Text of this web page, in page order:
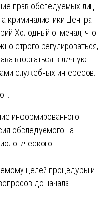
прав обследуемых лиц.
криминалистики Центра
Холодный отмечал, что
строго регулироваться,
вторгаться в личную
служебных интересов.
информированного
обследуемого на
целей процедуры и
до начала